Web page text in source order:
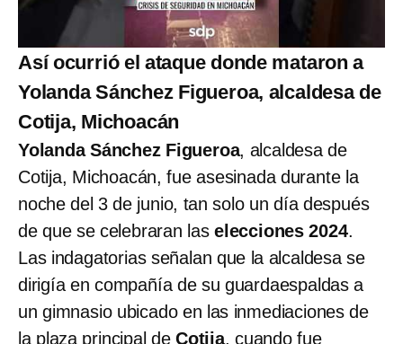
Así ocurrió el ataque donde mataron a
Yolanda Sánchez Figueroa, alcaldesa de
Cotija, Michoacán
Yolanda Sánchez Figueroa, alcaldesa de
Cotija, Michoacán, fue asesinada durante la
noche del 3 de junio, tan solo un día después
de que se celebraran laselecciones 2024.
Las indagatorias señalan que la alcaldesa se
dirigía en compañía de su guardaespaldas a
un gimnasio ubicado en las inmediaciones de
la plaza principal deCotija, cuando fue